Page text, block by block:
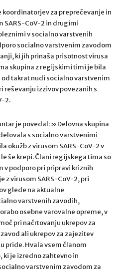
za preprečevanje in
SARS-CoV-2 in drugimi
v socialno varstvenih
socialno varstvenim zavodom
ki jih prinaša prisotnost virusa
skupina z regijskimi timi je bila
takrat nudi socialno varstvenim
reševanju izzivov povezanih s
2.
je povedal: »Delovna skupina
s socialno varstvenimi
okužb z virusom SARS-CoV-2 v
še krepi. Člani regijskega tima so
v podporo pri pripravi kriznih
z virusom SARS-CoV-2, pri
glede na aktualne
varstvenih zavodih,
osebne varovalne opreme, v
pri načrtovanju ukrepov za
ali ukrepov za zajezitev
pride. Hvala vsem članom
je izredno zahtevno in
varstvenim zavodom za